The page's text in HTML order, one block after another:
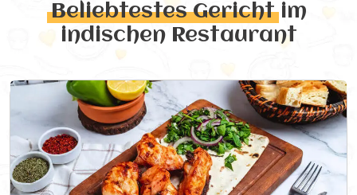
Beliebtestes Gerichtim
indischen Restaurant